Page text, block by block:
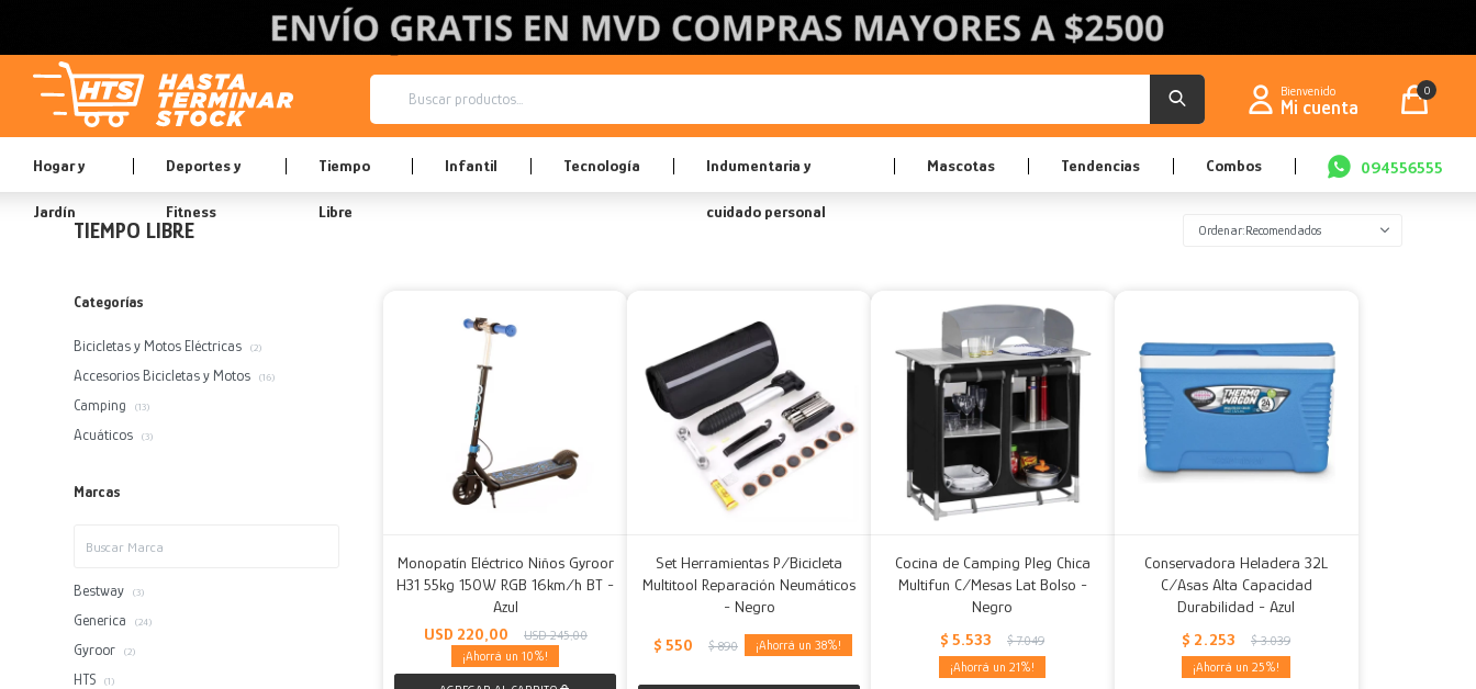
Hogar y
Jardín
Deportes y
Fitness
Tiempo
Libre
Infantil Tecnología Indumentaria y
cuidado personal
Mascotas Tendencias Combos 094556555
0
TIEMPO LIBRE Recomendados
Monopatín Eléctrico Niños Gyroor
H31 55kg 150W RGB 16km/h BT -
Azul
USD 220,00 USD 245,00
10
Set Herramientas P/Bicicleta
Multitool Reparación Neumáticos
- Negro
$ 550 $ 890 38
Cocina de Camping Pleg Chica
Multifun C/Mesas Lat Bolso -
Negro
$ 5.533 $ 7.049
21
Conservadora Heladera 32L
C/Asas Alta Capacidad
Durabilidad - Azul
$ 2.253 $ 3.039
25
Categorías
Bicicletas y Motos Eléctricas (2)
Accesorios Bicicletas y Motos (16)
Camping (13)
Acuáticos (3)
Marcas
Bestway (3)
Generica (24)
Gyroor (2)
HTS (1)